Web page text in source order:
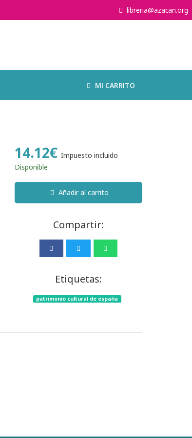
libreria@azacan.org
MI CARRITO
14.12€ Impuesto incluido
Disponible
Añadir al carrito
Compartir:
Etiquetas:
patrimonio cultural de españa